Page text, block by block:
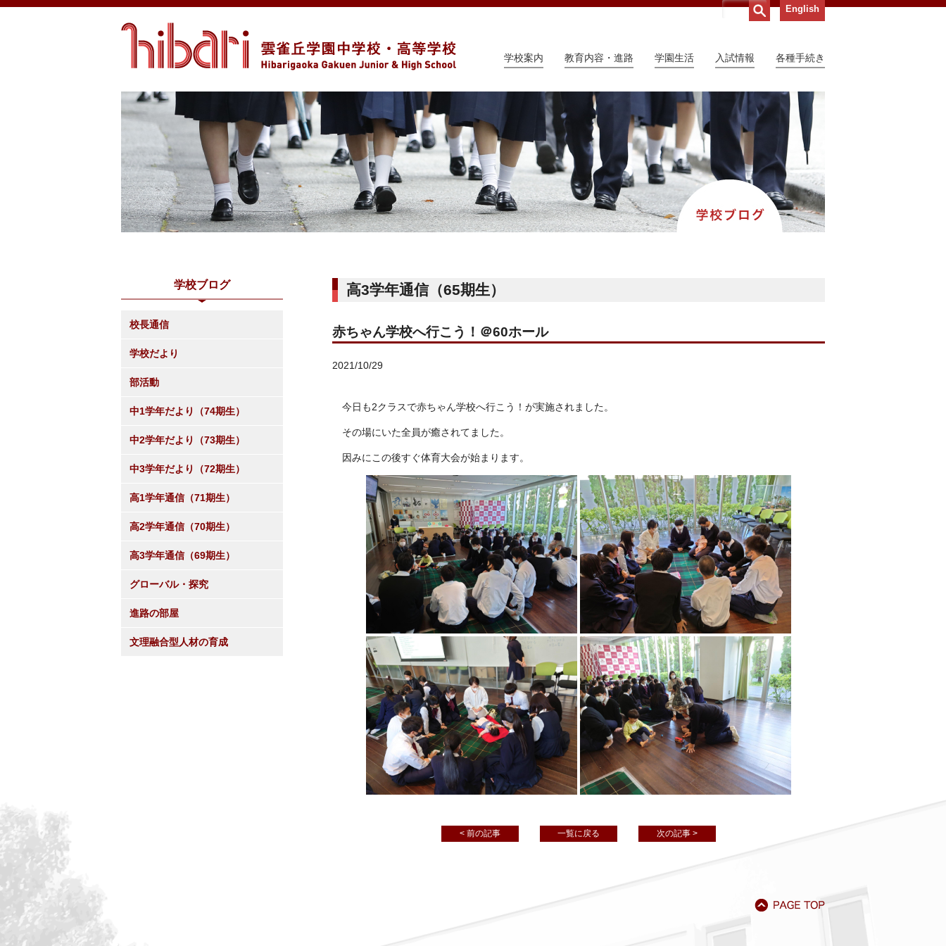
English
学校案内 教育内容・進路 学園生活 入試情報 各種手続き
高3学年通信（65期生）
赤ちゃん学校へ行こう！＠60ホール
2021/10/29
今日も2クラスで赤ちゃん学校へ行こう！が実施されました。
その場にいた全員が癒されてました。
因みにこの後すぐ体育大会が始まります。
< 前の記事 一覧に戻る 次の記事 >
学校ブログ
校長通信
学校だより
部活動
中1学年だより（74期生）
中2学年だより（73期生）
中3学年だより（72期生）
高1学年通信（71期生）
高2学年通信（70期生）
高3学年通信（69期生）
グローバル・探究
進路の部屋
文理融合型人材の育成